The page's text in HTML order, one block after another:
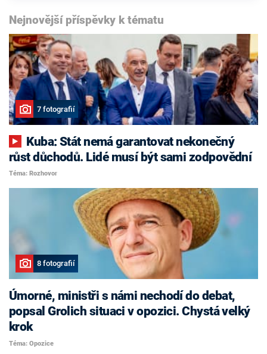
Nejnovější příspěvky k tématu
7 fotografií
růst důchodů. Lidé musí být sami zodpovědní
Téma: Rozhovor
8 fotografií
Úmorné, ministři s námi nechodí do debat,
popsal Grolich situaci v opozici. Chystá velký
krok
Téma: Opozice